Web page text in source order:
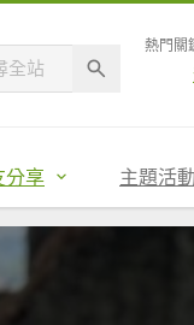
熱門關
分享 主題活動